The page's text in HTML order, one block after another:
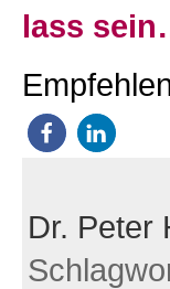
lass
Dr. Peter